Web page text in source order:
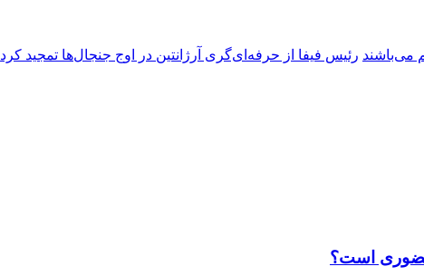
می‌باشند رئیس فیفا از حرفه‌ای‌گری آرژانتین در اوج جنجال‌ها تمجید کرد
حضوری است؟